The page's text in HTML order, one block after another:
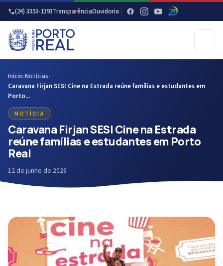
(24) 3353-1393TransparênciaOuvidoria
Início›Notícias›
Caravana Firjan SESI Cine na Estrada reúne famílias e estudantes em
Porto...
NOTÍCIA
Caravana Firjan SESI Cine na Estrada
reúne famílias e estudantes em Porto
Real
12 de junho de 2026